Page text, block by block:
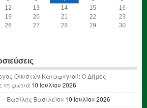
12 13 14 15
16
19 20 21 22
23
26 27 28 29
30
Οικιστών Καταφυγιού: Ο Δήμος
τη φωτιά 10 Ιουλίου 2026
Βασίλης Βασιλείου 10 Ιουλίου 2026